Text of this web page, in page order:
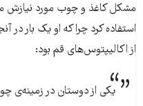
مشکل کاغذ و چوب مورد نیازش
استفاده کرد چرا که او یک بار در
از اکالیپتوس‌های قم بود:
یکی از دوستان در زمینه‌ی